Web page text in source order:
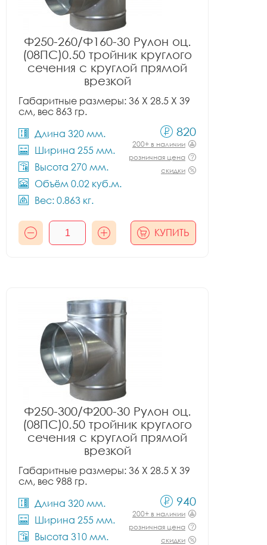
Ф250-260/Ф160-30 Рулон оц.
(08ПС)0.50 тройник круглого
сечения с круглой прямой
врезкой
Габаритные размеры: 36 X 28.5 X 39
см, вес 863 гр.
Длина 320 мм.
Ширина 255 мм.
Высота 270 мм.
Объём 0.02 куб.м.
Вес: 0.863 кг.
820
200+ в наличии
розничная цена
скидки
КУПИТЬ
Ф250-300/Ф200-30 Рулон оц.
(08ПС)0.50 тройник круглого
сечения с круглой прямой
врезкой
Габаритные размеры: 36 X 28.5 X 39
см, вес 988 гр.
Длина 320 мм.
Ширина 255 мм.
Высота 310 мм.
940
200+ в наличии
розничная цена
скидки